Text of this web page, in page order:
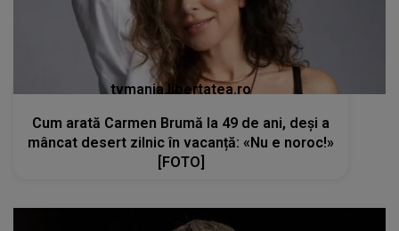
tvmania.libertatea.ro
Cum arată Carmen Brumă la 49 de ani, deși a
mâncat desert zilnic în vacanță: «Nu e noroc!»
[FOTO]